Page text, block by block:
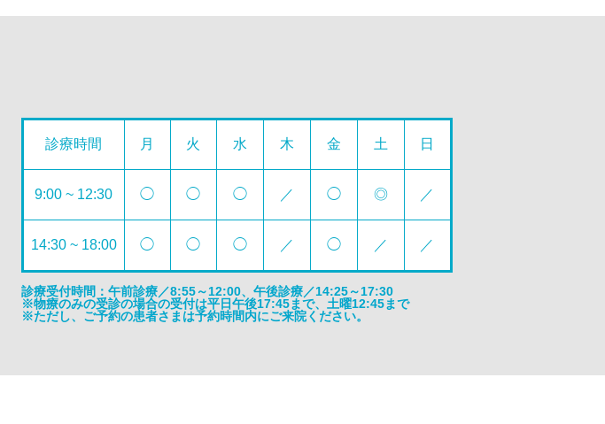
診療時間 月 火 水 木 金 土 日
9:00 ~ 12:30 ◯ ◯ ◯ ／ ◯ ◎ ／
14:30 ~ 18:00 ◯ ◯ ◯ ／ ◯ ／ ／
診療受付時間：午前診療／8:55～12:00、午後診療／14:25～17:30
※物療のみの受診の場合の受付は平日午後17:45まで、土曜12:45まで
※ただし、ご予約の患者さまは予約時間内にご来院ください。